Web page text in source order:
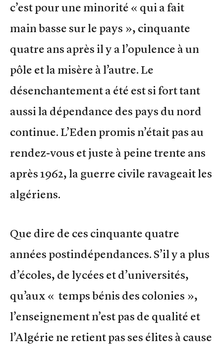
c’est pour une minorité « qui a fait
main basse sur le pays », cinquante
quatre ans après il y a l’opulence à un
pôle et la misère à l’autre. Le
désenchantement a été est si fort tant
aussi la dépendance des pays du nord
continue. L’Eden promis n’était pas au
rendez-vous et juste à peine trente ans
après 1962, la guerre civile ravageait les
algériens.
Que dire de ces cinquante quatre
années postindépendances. S’il y a plus
d’écoles, de lycées et d’universités,
qu’aux « temps bénis des colonies »,
l’enseignement n’est pas de qualité et
l’Algérie ne retient pas ses élites à cause